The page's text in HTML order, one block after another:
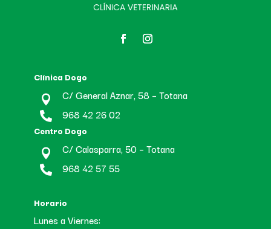
Clínica Dogo
 C/ General Aznar, 58 – Totana
 968 42 26 02
Centro Dogo
 C/ Calasparra, 50 – Totana
 968 42 57 55
Horario
Lunes a Viernes: